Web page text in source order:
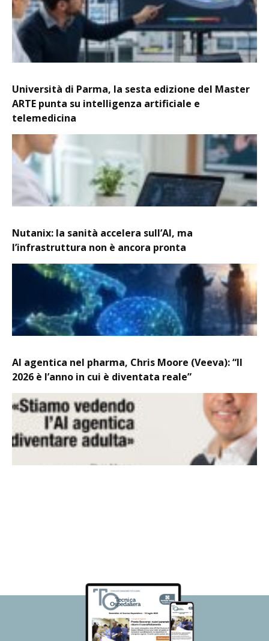
Università di Parma, la sesta edizione del Master
ARTE punta su intelligenza artificiale e
telemedicina
Nutanix: la sanità accelera sull’AI, ma
l’infrastruttura non è ancora pronta
AI agentica nel pharma, Chris Moore (Veeva): “Il
2026 è l’anno in cui è diventata reale”